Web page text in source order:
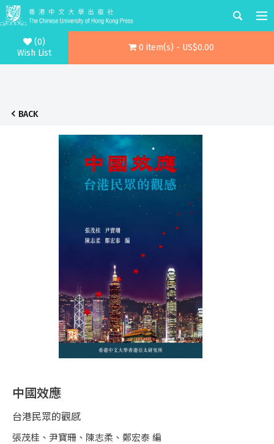
(0)
Wish List
0 item(s) - US$0.00
BACK
中國效應
台港民眾的觀感
張茂桂、尹寶珊、陳志柔、鄭宏泰 編